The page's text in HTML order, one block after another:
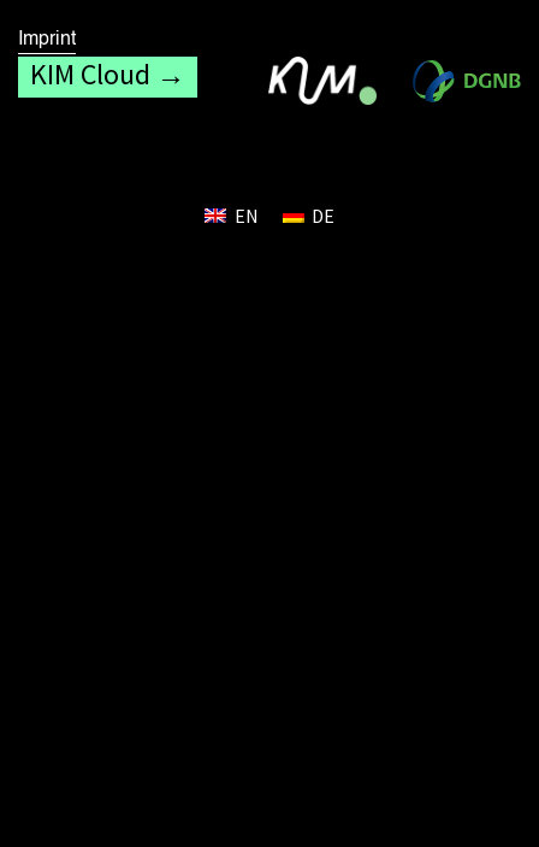
Imprint
KIM Cloud →
EN DE